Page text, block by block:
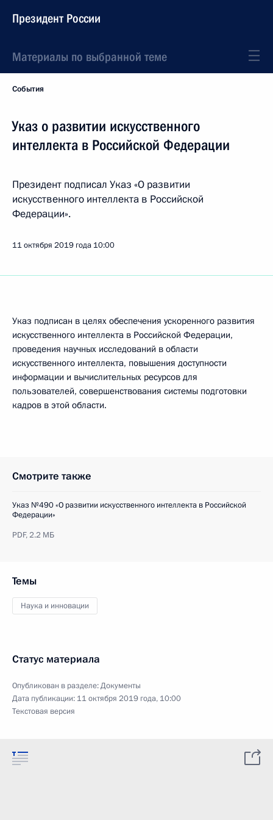
Президент России
Материалы по выбранной теме
События
Указ о развитии искусственного
интеллекта в Российской Федерации
Президент подписал Указ «О развитии
искусственного интеллекта в Российской
Федерации».
11 октября 2019 года 10:00
Указ подписан в целях обеспечения ускоренного развития
искусственного интеллекта в Российской Федерации,
проведения научных исследований в области
искусственного интеллекта, повышения доступности
информации и вычислительных ресурсов для
пользователей, совершенствования системы подготовки
кадров в этой области.
Смотрите также
Указ №490 «О развитии искусственного интеллекта в Российской
Федерации»
PDF,2.2 МБ
Темы
Наука и инновации
Статус материала
Опубликован в разделе:Документы
Дата публикации: 11 октября 2019 года, 10:00
Текстовая версия